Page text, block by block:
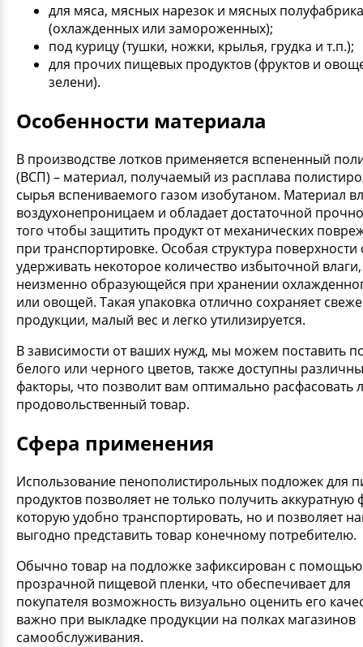
для мяса, мясных нарезок и мясных
(охлажденных или замороженных);
под курицу (тушки, ножки, крылья, грудка и т.п.);
для прочих пищевых продуктов (фруктов и
зелени).
Особенности материала
В производстве лотков применяется вспененный
(ВСП) – материал, получаемый из расплава
сырья вспениваемого газом изобутаном. Материал
воздухонепроницаем и обладает достаточной
того чтобы защитить продукт от механических
при транспортировке. Особая структура
удерживать некоторое количество избыточной влаги,
неизменно образующейся при хранении
или овощей. Такая упаковка отлично сохраняет
продукции, малый вес и легко утилизируется.
В зависимости от ваших нужд, мы можем поставить
белого или черного цветов, также доступны
факторы, что позволит вам оптимально расфасовать
продовольственный товар.
Сфера применения
Использование пенополистирольных подложек для
продуктов позволяет не только получить аккуратную
которую удобно транспортировать, но и позволяет
выгодно представить товар конечному потребителю.
Обычно товар на подложке зафиксирован с помощью
прозрачной пищевой пленки, что обеспечивает для
покупателя возможность визуально оценить его
важно при выкладке продукции на полках магазинов
самообслуживания.